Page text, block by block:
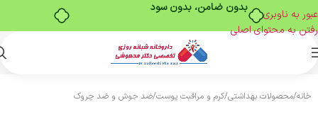
بدون ضامن، بدون سود
عبور به ناوبری
رفتن به محتوای اصلی
خانه/محصولات بهداشتی/کرم و مراقبت پوست/ضد جوش و ضد چروک